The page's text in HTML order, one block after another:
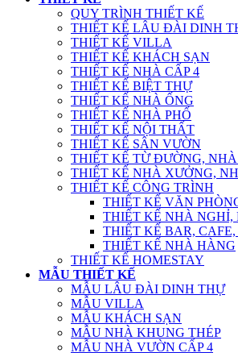
QUY TRÌNH THIẾT KẾ
THIẾT KẾ LÂU ĐÀI DINH
THIẾT KẾ VILLA
THIẾT KẾ KHÁCH SẠN
THIẾT KẾ NHÀ CẤP 4
THIẾT KẾ BIỆT THỰ
THIẾT KẾ NHÀ ỐNG
THIẾT KẾ NHÀ PHỐ
THIẾT KẾ NỘI THẤT
THIẾT KẾ SÂN VƯỜN
THIẾT KẾ TỪ ĐƯỜNG,
THIẾT KẾ NHÀ XƯỞNG,
THIẾT KẾ CÔNG TRÌNH
THIẾT KẾ VĂN
THIẾT KẾ NHÀ NGHỈ,
THIẾT KẾ BAR,
THIẾT KẾ NHÀ HÀNG
THIẾT KẾ HOMESTAY
MẪU THIẾT KẾ
MẪU LÂU ĐÀI DINH THỰ
MẪU VILLA
MẪU KHÁCH SẠN
MẪU NHÀ KHUNG THÉP
MẪU NHÀ VƯỜN CẤP 4